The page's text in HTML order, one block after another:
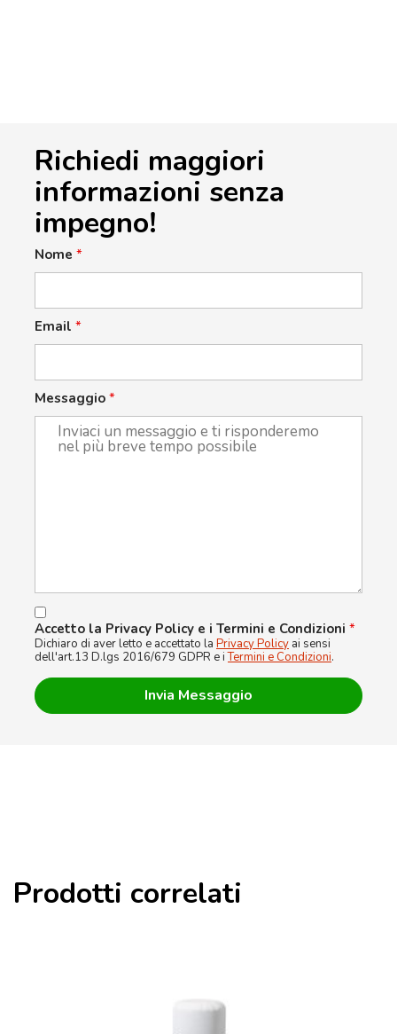
Richiedi maggiori
informazioni senza
impegno!
Nome *
Email *
Messaggio *
Accetto la Privacy Policy e i Termini e Condizioni *
Dichiaro di aver letto e accettato la Privacy Policy ai sensi
dell'art.13 D.lgs 2016/679 GDPR e iTermini e Condizioni.
Prodotti correlati